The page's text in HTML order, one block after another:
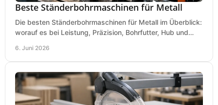
Beste Ständerbohrmaschinen für Metall
Die besten Ständerbohrmaschinen für Metall im Überblick:
worauf es bei Leistung, Präzision, Bohrfutter, Hub und
6. Juni 2026